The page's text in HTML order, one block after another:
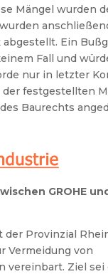
Mängel wurden
abgestellt. Ein
Fall und
nur in letzter
festgestellten
Baurechts
GROHE
der Provinzial
Vermeidung von
vereinbart. Ziel sei